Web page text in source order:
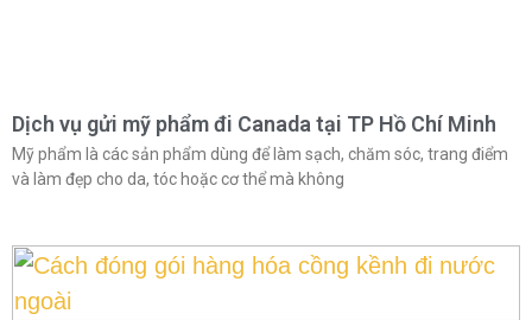
Dịch vụ gửi mỹ phẩm đi Canada tại TP Hồ Chí Minh
Mỹ phẩm là các sản phẩm dùng để làm sạch, chăm sóc, trang điểm
và làm đẹp cho da, tóc hoặc cơ thể mà không